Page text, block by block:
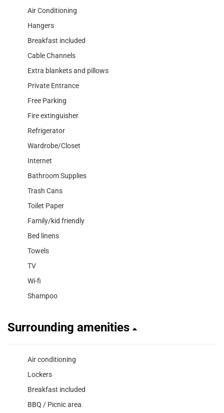
Air Conditioning
Hangers
Breakfast included
Cable Channels
Extra blankets and pillows
Private Entrance
Free Parking
Fire extinguisher
Refrigerator
Wardrobe/Closet
Internet
Bathroom Supplies
Trash Cans
Toilet Paper
Family/kid friendly
Bed linens
Towels
TV
Wi-fi
Shampoo
Surrounding amenities
Air conditioning
Lockers
Breakfast included
BBQ / Picnic area